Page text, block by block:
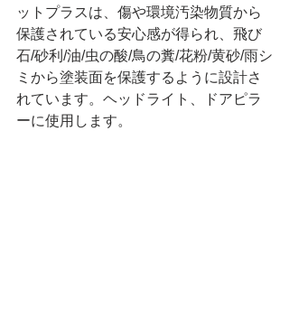
ットプラスは、傷や環境汚染物質から
保護されている安心感が得られ、飛び
石/砂利/油/虫の酸/鳥の糞/花粉/黄砂/雨シ
ミから塗装面を保護するように設計さ
れています。ヘッドライト、ドアピラ
ーに使用します。